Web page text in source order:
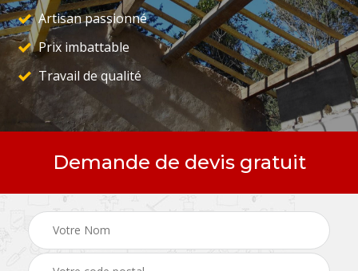
Artisan passionné
Prix imbattable
Travail de qualité
Demande de devis gratuit